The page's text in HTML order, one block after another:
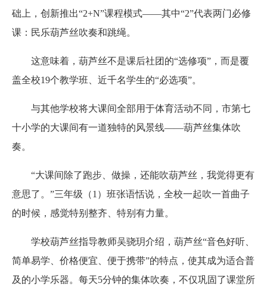
础上，创新推出“2+N”课程模式——其中“2”代表两门必修
课：民乐葫芦丝吹奏和跳绳。
这意味着，葫芦丝不是课后社团的“选修项”，而是覆
盖全校19个教学班、近千名学生的“必选项”。
与其他学校将大课间全部用于体育活动不同，市第七
十小学的大课间有一道独特的风景线——葫芦丝集体吹
奏。
“大课间除了跑步、做操，还能吹葫芦丝，我觉得更有
意思了。”三年级（1）班张语恬说，全校一起吹一首曲子
的时候，感觉特别整齐、特别有力量。
学校葫芦丝指导教师吴骁玥介绍，葫芦丝“音色好听、
简单易学、价格便宜、便于携带”的特点，使其成为适合普
及的小学乐器。每天5分钟的集体吹奏，不仅巩固了课堂所